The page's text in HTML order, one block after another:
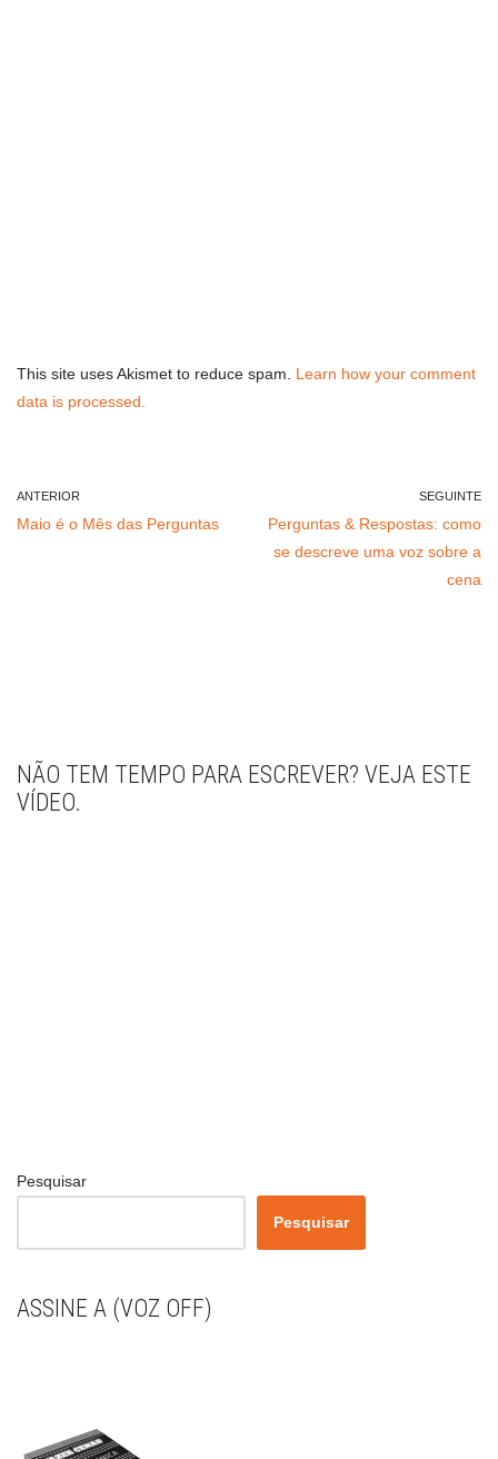
This site uses Akismet to reduce spam. Learn how your comment
data is processed.
ANTERIOR
Maio é o Mês das Perguntas
SEGUINTE
Perguntas & Respostas: como
se descreve uma voz sobre a
cena
NÃO TEM TEMPO PARA ESCREVER? VEJA ESTE
VÍDEO.
Pesquisar
Pesquisar
ASSINE A (VOZ OFF)